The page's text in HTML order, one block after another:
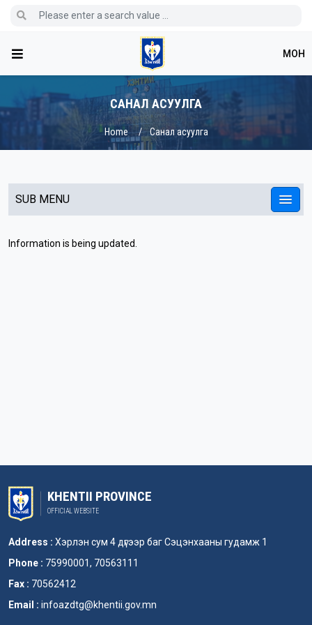
МОН
САНАЛ АСУУЛГА
Home Санал асуулга
SUB MENU
Information is being updated.
KHENTII PROVINCE
OFFICIAL WEBSITE
Address : Хэрлэн сум 4 дүгээр баг Сэцэнхааны гудамж 1
Phone : 75990001, 70563111
Fax : 70562412
Email : infoazdtg@khentii.gov.mn